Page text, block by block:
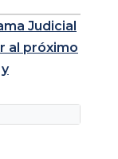
Judicial
al próximo